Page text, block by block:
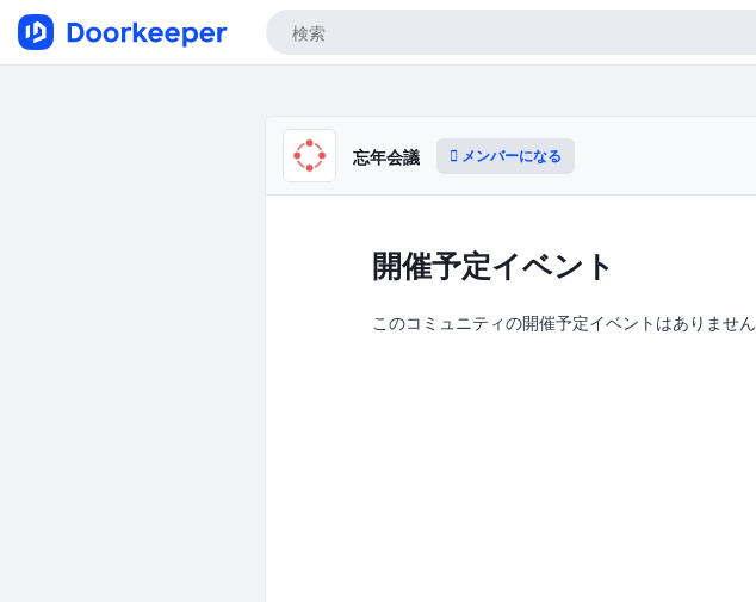
忘年会議 メンバーになる
開催予定イベント
このコミュニティの開催予定イベントはありません